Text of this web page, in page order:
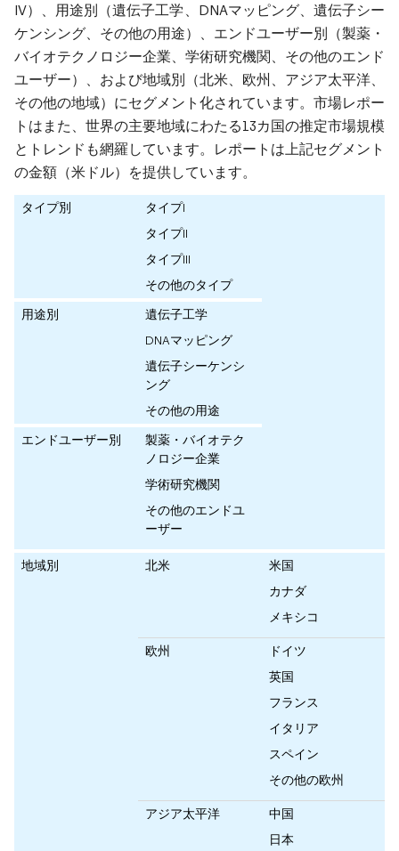
IV）、用途別（遺伝子工学、DNAマッピング、遺伝子シー
ケンシング、その他の用途）、エンドユーザー別（製薬・
バイオテクノロジー企業、学術研究機関、その他のエンド
ユーザー）、および地域別（北米、欧州、アジア太平洋、
その他の地域）にセグメント化されています。市場レポー
トはまた、世界の主要地域にわたる13カ国の推定市場規模
とトレンドも網羅しています。レポートは上記セグメント
の金額（米ドル）を提供しています。
タイプ別
タイプI
タイプII
タイプIII
その他のタイプ
用途別
遺伝子工学
DNAマッピング
遺伝子シーケンシ
ング
その他の用途
エンドユーザー別
製薬・バイオテク
ノロジー企業
学術研究機関
その他のエンドユ
ーザー
地域別 北米
米国
カナダ
メキシコ
欧州
ドイツ
英国
フランス
イタリア
スペイン
その他の欧州
アジア太平洋
中国
日本